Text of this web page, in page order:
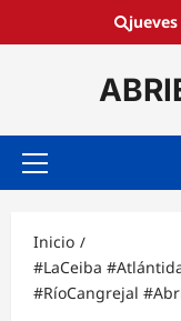
Menú
Inicio
#LaCeiba
#RíoCangrejal